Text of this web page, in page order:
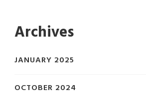
Archives
JANUARY 2025
OCTOBER 2024